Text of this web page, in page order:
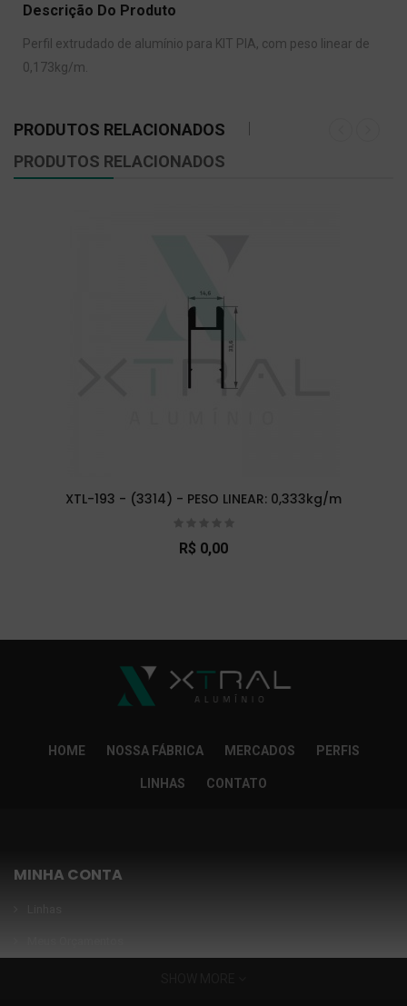
Descrição Do Produto
Perfil extrudado de alumínio para KIT PIA, com peso linear de
0,173kg/m.
PRODUTOS RELACIONADOS
PRODUTOS RELACIONADOS
XTL-193 - (3314) - PESO LINEAR: 0,333kg/m
R$ 0,00
HOME NOSSA FÁBRICA MERCADOS PERFIS
LINHAS CONTATO
MINHA CONTA